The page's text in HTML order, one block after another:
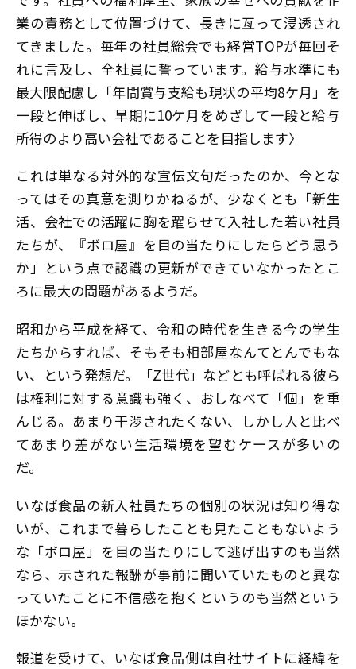
業の責務として位置づけて、長きに亙って浸透され
てきました。毎年の社員総会でも経営TOPが毎回そ
れに言及し、全社員に誓っています。給与水準にも
最大限配慮し「年間賞与支給も現状の平均8ケ月」を
一段と伸ばし、早期に10ケ月をめざして一段と給与
所得のより高い会社であることを目指します〉
これは単なる対外的な宣伝文句だったのか、今とな
ってはその真意を測りかねるが、少なくとも「新生
活、会社での活躍に胸を躍らせて入社した若い社員
たちが、『ボロ屋』を目の当たりにしたらどう思う
か」という点で認識の更新ができていなかったとこ
ろに最大の問題があるようだ。
昭和から平成を経て、令和の時代を生きる今の学生
たちからすれば、そもそも相部屋なんてとんでもな
い、という発想だ。「Z世代」などとも呼ばれる彼ら
は権利に対する意識も強く、おしなべて「個」を重
んじる。あまり干渉されたくない、しかし人と比べ
てあまり差がない生活環境を望むケースが多いの
だ。
いなば食品の新入社員たちの個別の状況は知り得な
いが、これまで暮らしたことも見たこともないよう
な「ボロ屋」を目の当たりにして逃げ出すのも当然
なら、示された報酬が事前に聞いていたものと異な
っていたことに不信感を抱くというのも当然という
ほかない。
報道を受けて、いなば食品側は自社サイトに経緯を